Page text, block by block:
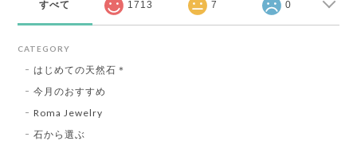
すべて 1713 7 0
CATEGORY
はじめての天然石＊
今月のおすすめ
Roma Jewelry
石から選ぶ